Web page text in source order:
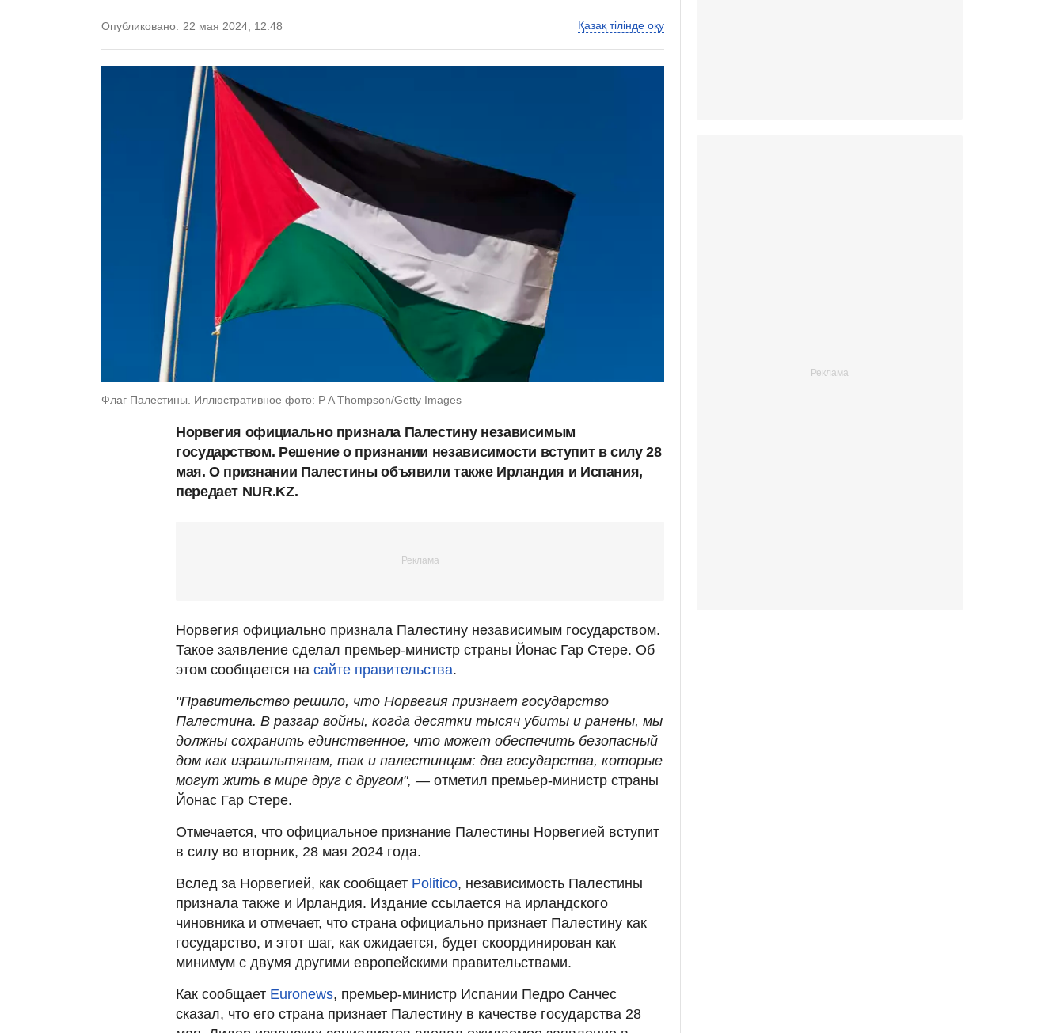
Опубликовано: 22 мая 2024, 12:48 Қазақ тілінде оқу
Флаг Палестины. Иллюстративное фото: P A Thompson/Getty Images
Норвегия официально признала Палестину независимым
государством. Решение о признании независимости вступит в силу 28
мая. О признании Палестины объявили также Ирландия и Испания,
передает NUR.KZ.
Норвегия официально признала Палестину независимым государством.
Такое заявление сделал премьер-министр страны Йонас Гар Стере. Об
этом сообщается на сайте правительства.
"Правительство решило, что Норвегия признает государство
Палестина. В разгар войны, когда десятки тысяч убиты и ранены, мы
должны сохранить единственное, что может обеспечить безопасный
дом как израильтянам, так и палестинцам: два государства, которые
могут жить в мире друг с другом", — отметил премьер-министр страны
Йонас Гар Стере.
Отмечается, что официальное признание Палестины Норвегией вступит
в силу во вторник, 28 мая 2024 года.
Вслед за Норвегией, как сообщает Politico, независимость Палестины
признала также и Ирландия. Издание ссылается на ирландского
чиновника и отмечает, что страна официально признает Палестину как
государство, и этот шаг, как ожидается, будет скоординирован как
минимум с двумя другими европейскими правительствами.
Как сообщает Euronews, премьер-министр Испании Педро Санчес
сказал, что его страна признает Палестину в качестве государства 28